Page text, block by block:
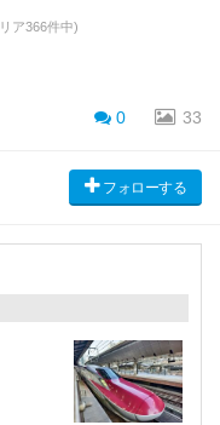
ア366件中)
0 33
フォローする